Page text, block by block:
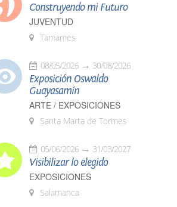
Construyendo mi Futuro
JUVENTUD
Tamames
08/05/2026 30/08/2026
Exposición Oswaldo
Guayasamín
ARTE / EXPOSICIONES
Santa Marta de Tormes
05/06/2026 31/03/2027
Visibilizar lo elegido
EXPOSICIONES
Salamanca